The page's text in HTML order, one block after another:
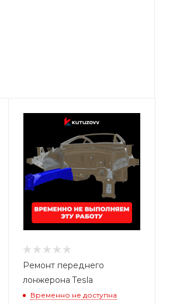
Ремонт переднего
лонжерона Tesla
Временно не доступна